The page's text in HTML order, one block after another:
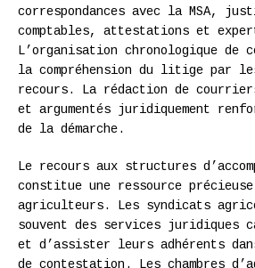
correspondances avec la MSA,
comptables, attestations et
L’organisation chronologique
la compréhension du litige par
recours. La rédaction de
et argumentés juridiquement
de la démarche.
Le recours aux structures
constitue une ressource
agriculteurs. Les syndicats
souvent des services juridiques
et d’assister leurs adhérents
de contestation. Les chambres